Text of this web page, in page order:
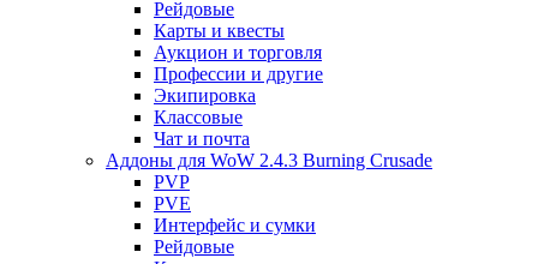
Рейдовые
Карты и квесты
Аукцион и торговля
Профессии и другие
Экипировка
Классовые
Чат и почта
Аддоны для WoW 2.4.3 Burning Crusade
PVP
PVE
Интерфейс и сумки
Рейдовые